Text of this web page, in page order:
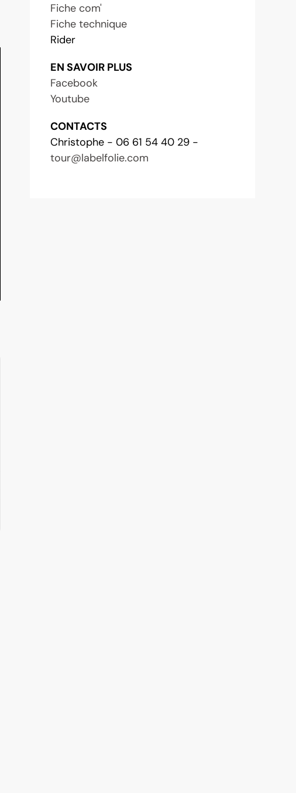
Fiche com'
Fiche technique
Rider
EN SAVOIR PLUS
Facebook
Youtube
CONTACTS
Christophe - 06 61 54 40 29 -
tour@labelfolie.com